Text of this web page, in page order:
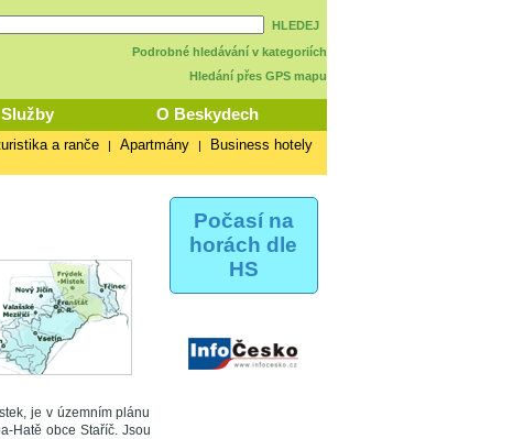
HLEDEJ
Podrobné hledávání v kategoriích
Hledání přes GPS mapu
Služby O Beskydech
a ranče | Apartmány | Business hotely
Počasí na
horách dle
HS
je v územním plánu
Hatě obce Staříč. Jsou